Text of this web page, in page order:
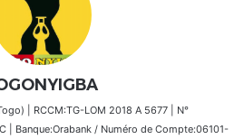
| RCCM:TG-LOM 2018 A 5677 | N°
| Banque:Orabank / Numéro de Compte:06101-